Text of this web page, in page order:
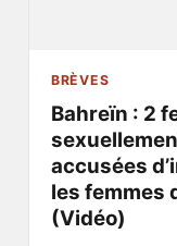
BRÈVES
Bahreïn : 2
accusées
les femmes
(Vidéo)